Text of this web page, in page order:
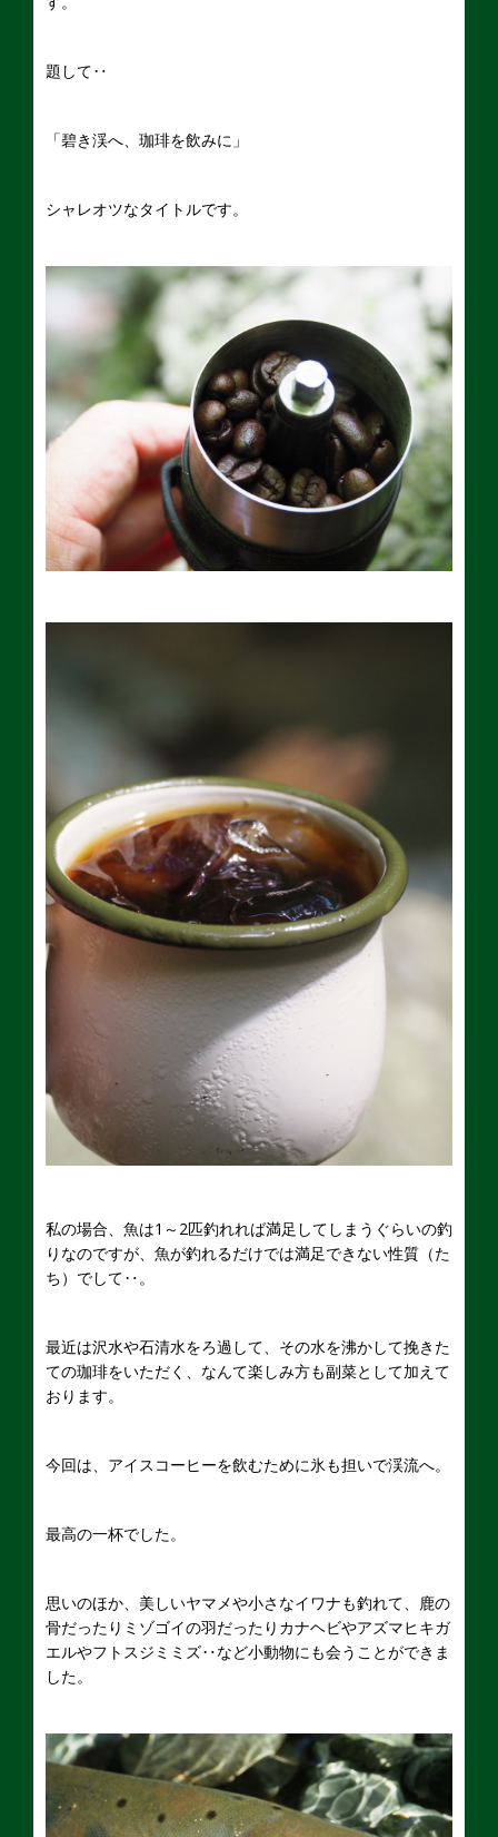
題して‥
「碧き渓へ、珈琲を飲みに」
シャレオツなタイトルです。
私の場合、魚は1～2匹釣れれば満足してしまうぐらいの釣
りなのですが、魚が釣れるだけでは満足できない性質（た
ち）でして‥。
最近は沢水や石清水をろ過して、その水を沸かして挽きた
ての珈琲をいただく、なんて楽しみ方も副菜として加えて
おります。
今回は、アイスコーヒーを飲むために氷も担いで渓流へ。
最高の一杯でした。
思いのほか、美しいヤマメや小さなイワナも釣れて、鹿の
骨だったりミゾゴイの羽だったりカナヘビやアズマヒキガ
エルやフトスジミミズ‥など小動物にも会うことができま
した。